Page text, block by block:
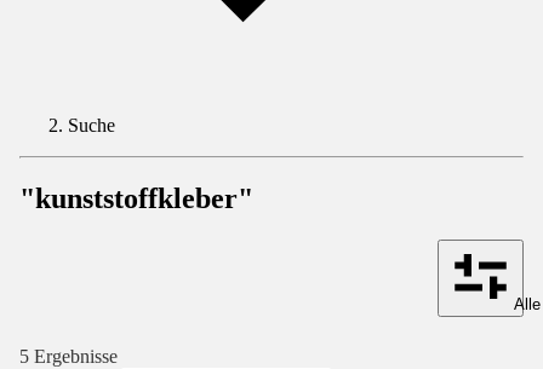
Suche
"kunststoffkleber"
5 Ergebnisse